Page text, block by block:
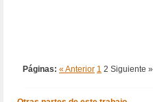
Páginas: « Anterior 1 2 Siguiente »